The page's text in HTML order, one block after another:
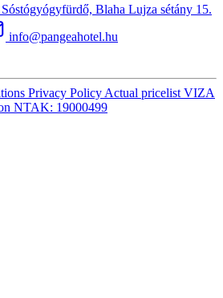
Blaha Lujza sétány 15.
info@pangeahotel.hu
Privacy Policy Actual pricelist VIZA
NTAK: 19000499